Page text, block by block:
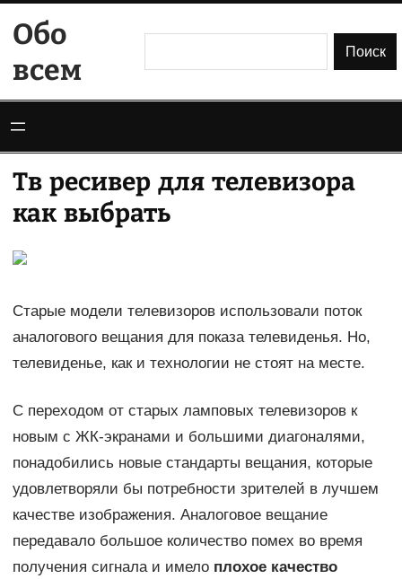
содержимому
Обо
всем
Поиск
Тв ресивер для телевизора
как выбрать
Старые модели телевизоров использовали поток
аналогового вещания для показа телевиденья. Но,
телевиденье, как и технологии не стоят на месте.
С переходом от старых ламповых телевизоров к
новым с ЖК-экранами и большими диагоналями,
понадобились новые стандарты вещания, которые
удовлетворяли бы потребности зрителей в лучшем
качестве изображения. Аналоговое вещание
передавало большое количество помех во время
получения сигнала и имело плохое качество